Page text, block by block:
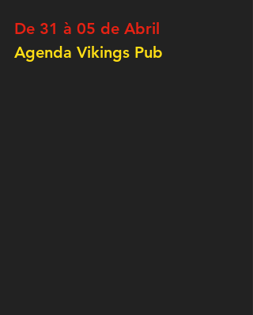
De 31 à 05 de Abril
Agenda Vikings Pub